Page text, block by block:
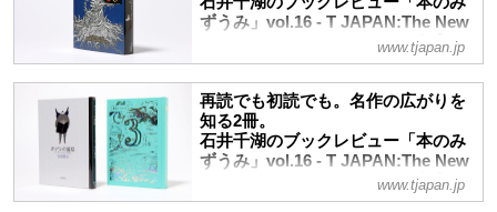
ずうみ」vol.16 - T JAPAN:The New
York Times Style Magazine 公式サ
イト
読む手が止まらない！とはまさにこの3作
品にあてはまる評価だろう。面白過ぎて時
間が経つのを忘れ、読書に没頭という“沼
っぷり体験”を保証する、話題のミステリ
をご紹介。書評家・石井千湖がピックアッ
プする今月の3冊で至極の読書時間を――
www.tjapan.jp
再読でも初読でも。名作の広がりを
知る2冊。
石井千湖のブックレビュー「本のみ
ずうみ」vol.16 - T JAPAN:The New
York Times Style Magazine 公式サ
イト
www.tjapan.jp